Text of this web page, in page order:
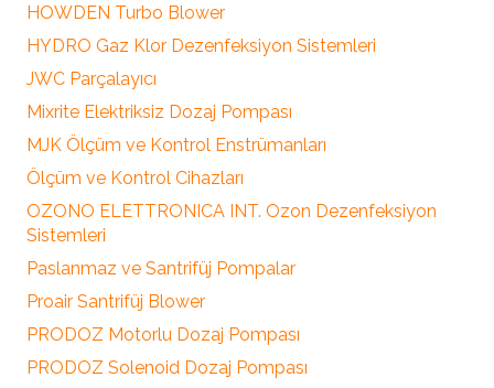
HOWDEN Turbo Blower
HYDRO Gaz Klor Dezenfeksiyon Sistemleri
JWC Parçalayıcı
Mixrite Elektriksiz Dozaj Pompası
MJK Ölçüm ve Kontrol Enstrümanları
Ölçüm ve Kontrol Cihazları
OZONO ELETTRONICA INT. Ozon Dezenfeksiyon
Sistemleri
Paslanmaz ve Santrifüj Pompalar
Proair Santrifüj Blower
PRODOZ Motorlu Dozaj Pompası
PRODOZ Solenoid Dozaj Pompası